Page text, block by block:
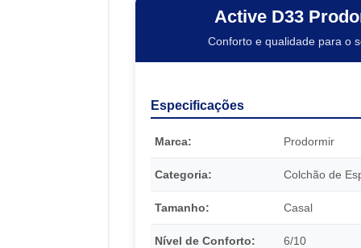
Active D33
Conforto e qualidade para o
Especificações
Marca: Prodormir
Categoria: Colchão de
Tamanho: Casal
Nível de Conforto: 6/10